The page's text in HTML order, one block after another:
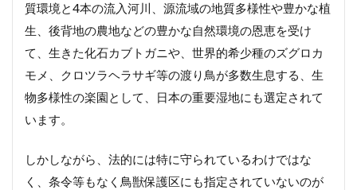
質環境と4本の流入河川、源流域の地質多様性や豊かな植
生、後背地の農地などの豊かな自然環境の恩恵を受け
て、生きた化石カブトガニや、世界的希少種のズグロカ
モメ、クロツラヘラサギ等の渡り鳥が多数生息する、生
物多様性の楽園として、日本の重要湿地にも選定されて
います。
しかしながら、法的には特に守られているわけではな
く、条令等もなく鳥獣保護区にも指定されていないのが